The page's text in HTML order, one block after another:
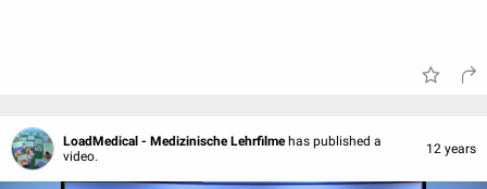
LoadMedical - Medizinische Lehrfilme has published a
video.
12 years